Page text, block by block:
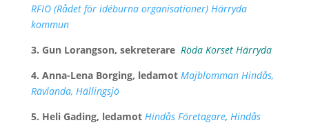
RFIO (Rådet för idéburna organisationer) Härryda
kommun
3. Gun Lorangson, sekreterare Röda Korset Härryda
4. Anna-Lena Borging, ledamot Majblomman Hindås,
Rävlanda, Hällingsjö
5. Heli Gading, ledamot Hindås Företagare, Hindås